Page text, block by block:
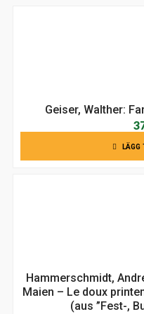
Geiser, Walther:
LÄGG
Hammerschmidt,
Maien – Le doux
(aus ”Fest-,